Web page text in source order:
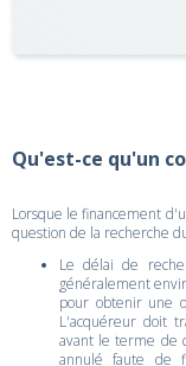
Qu'est-ce qu'un
Lorsque le financement
question de la recherche
Le délai de
généralement
pour obtenir une
L'acquéreur doit
avant le terme de
annulé faute de